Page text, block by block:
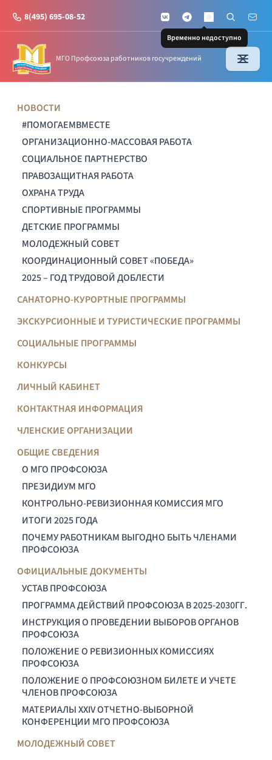
8(495) 695-08-52 VKontakteTelegramMAX
Временно недоступно
Поиск по
Почта
МГО Профсоюза работников госучреждений
НОВОСТИ
#ПОМОГАЕМВМЕСТЕ
ОРГАНИЗАЦИОННО-МАССОВАЯ РАБОТА
СОЦИАЛЬНОЕ ПАРТНЕРСТВО
ПРАВОЗАЩИТНАЯ РАБОТА
ОХРАНА ТРУДА
СПОРТИВНЫЕ ПРОГРАММЫ
ДЕТСКИЕ ПРОГРАММЫ
МОЛОДЕЖНЫЙ СОВЕТ
КООРДИНАЦИОННЫЙ СОВЕТ «ПОБЕДА»
2025 – ГОД ТРУДОВОЙ ДОБЛЕСТИ
САНАТОРНО-КУРОРТНЫЕ ПРОГРАММЫ
ЭКСКУРСИОННЫЕ И ТУРИСТИЧЕСКИЕ ПРОГРАММЫ
СОЦИАЛЬНЫЕ ПРОГРАММЫ
КОНКУРСЫ
ЛИЧНЫЙ КАБИНЕТ
КОНТАКТНАЯ ИНФОРМАЦИЯ
ЧЛЕНСКИЕ ОРГАНИЗАЦИИ
ОБЩИЕ СВЕДЕНИЯ
О МГО ПРОФСОЮЗА
ПРЕЗИДИУМ МГО
КОНТРОЛЬНО-РЕВИЗИОННАЯ КОМИССИЯ МГО
ИТОГИ 2025 ГОДА
ПОЧЕМУ РАБОТНИКАМ ВЫГОДНО БЫТЬ ЧЛЕНАМИ
ПРОФСОЮЗА
ОФИЦИАЛЬНЫЕ ДОКУМЕНТЫ
УСТАВ ПРОФСОЮЗА
ПРОГРАММА ДЕЙСТВИЙ ПРОФСОЮЗА В 2025-2030ГГ.
ИНСТРУКЦИЯ О ПРОВЕДЕНИИ ВЫБОРОВ ОРГАНОВ
ПРОФСОЮЗА
ПОЛОЖЕНИЕ О РЕВИЗИОННЫХ КОМИССИЯХ
ПРОФСОЮЗА
ПОЛОЖЕНИЕ О ПРОФСОЮЗНОМ БИЛЕТЕ И УЧЕТЕ
ЧЛЕНОВ ПРОФСОЮЗА
МАТЕРИАЛЫ XXIV ОТЧЕТНО-ВЫБОРНОЙ
КОНФЕРЕНЦИИ МГО ПРОФСОЮЗА
МОЛОДЕЖНЫЙ СОВЕТ